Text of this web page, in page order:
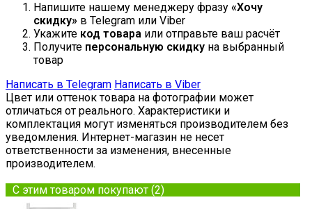
Напишите нашему менеджеру фразу «Хочу
скидку» в Telegram или Viber
Укажите код товара или отправьте ваш расчёт
Получите персональную скидку на выбранный
товар
Написать в Telegram Написать в Viber
Цвет или оттенок товара на фотографии может
отличаться от реального. Характеристики и
комплектация могут изменяться производителем без
уведомления. Интернет-магазин не несет
ответственности за изменения, внесенные
производителем.
С этим товаром покупают (2)